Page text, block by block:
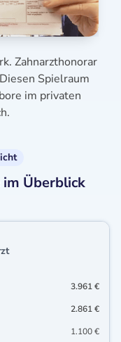
Zahnarzthonorar
Spielraum
im privaten
im Überblick
3.961 €
2.861 €
1.100 €